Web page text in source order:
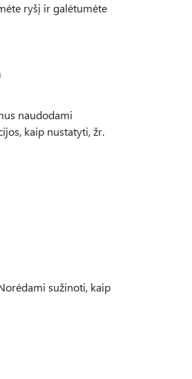
ryšį ir galėtumėte
naudodami
kaip nustatyti, žr.
sužinoti, kaip